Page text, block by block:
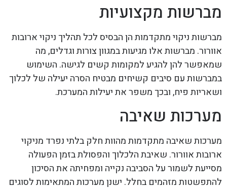
מברשות מקצועיות
מברשות ניקוי מתקדמות הן הבסיס לכל תהליך ניקוי ארובות
אוורור. מברשות אלו מגיעות במגוון צורות וגדלים, מה
שמאפשר להן להגיע למקומות קשים לגישה. השימוש
במברשות עם סיבים קשיחים מבטיח הסרה יעילה של לכלוך
ושאריות פיח, ובכך משפר את יעילות המערכת.
מערכות שאיבה
מערכות שאיבה מתקדמות מהוות חלק בלתי נפרד מניקוי
ארובות אוורור. שאיבת הלכלוך והפסולת בזמן הפעולה
מסייעת לשמור על הסביבה נקייה ומפחיתה את הסיכון
להתפשטות מזהמים בחלל. ישנן מערכות המתאימות לסוגים